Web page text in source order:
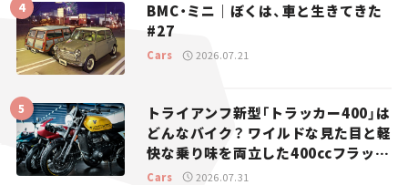
BMC・ミニ｜ぼくは、車と生きてきた
#27
Cars 2026.07.21
トライアンフ新型「トラッカー400」は
どんなバイク？ ワイルドな見た目と軽
快な乗り味を両立した400ccフラット
トラッカー【試乗レビュー】
Cars 2026.07.31